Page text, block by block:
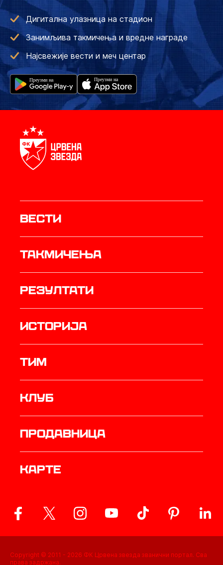
Дигитална улазница на стадион
Занимљива такмичења и вредне награде
Најсвежије вести и меч центар
Вести
Такмичења
резултати
историја
ТИМ
Клуб
продавница
Карте
Copyright © 2011 - 2026 ФК Црвена звезда званични портал. Сва
права задржана.